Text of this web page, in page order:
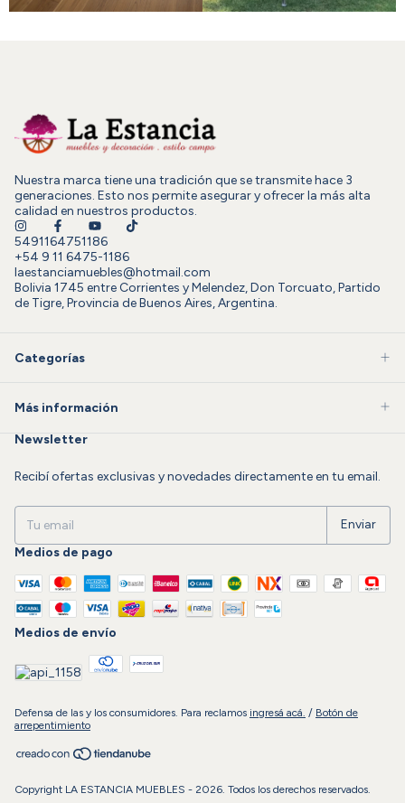
Nuestra marca tiene una tradición que se transmite hace 3
generaciones. Esto nos permite asegurar y ofrecer la más alta
calidad en nuestros productos.
5491164751186
+54 9 11 6475-1186
laestanciamuebles@hotmail.com
Bolivia 1745 entre Corrientes y Melendez, Don Torcuato, Partido
de Tigre, Provincia de Buenos Aires, Argentina.
Categorías
Más información
Newsletter
Recibí ofertas exclusivas y novedades directamente en tu email.
Medios de pago
Medios de envío
Defensa de las y los consumidores. Para reclamos ingresá acá. / Botón de
arrepentimiento
Copyright LA ESTANCIA MUEBLES - 2026. Todos los derechos reservados.